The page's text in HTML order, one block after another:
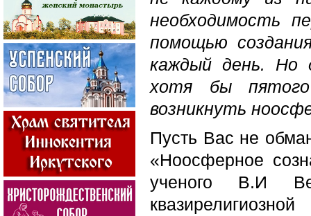
необходимость
помощью
каждый день. Но
хотя бы пятого
возникнуть
Пусть Вас не
«Ноосферное
ученого В.И